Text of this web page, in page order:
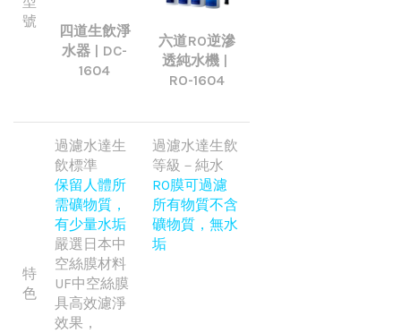
號
四道生飲淨
水器 | DC-
1604
六道RO逆滲
透純水機 |
RO-1604
特
色
過濾水達生
飲標準
保留人體所
需礦物質，
有少量水垢
嚴選日本中
空絲膜材料
UF中空絲膜
具高效濾淨
效果，
過濾水達生飲
等級－純水
RO膜可過濾
所有物質不含
礦物質，無水
垢